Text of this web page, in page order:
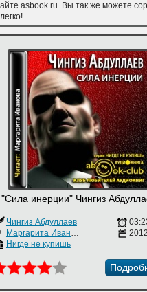
asbook.ru. Вы так же можете
"Сила инерции" Чингиз
Чингиз Абдуллаев
Маргарита Иванова
Нигде не купишь
2012